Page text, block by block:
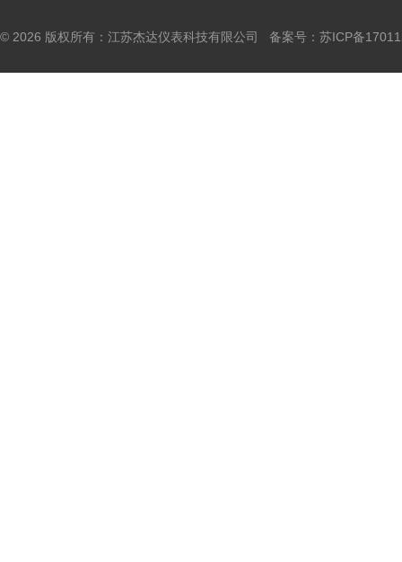
© 2026 版权所有：江苏杰达仪表科技有限公司 备案号： 苏ICP备